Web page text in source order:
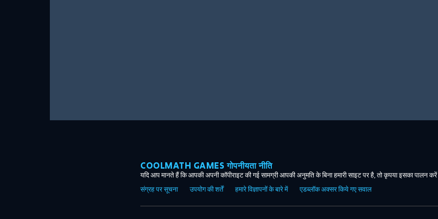
COOLMATH GAMES गोपनीयता नीति
यदि आप मानते हैं कि आपकी अपनी कॉपीराइट की गई सामग्री आपकी अनुमति के बिना हमारी साइट पर है, तो कृपया इसका पालन करें
संग्रह पर सूचना
उपयोग की शर्तें हमारे विज्ञापनों के बारे में एडब्लॉक अक्सर किये गए सवाल